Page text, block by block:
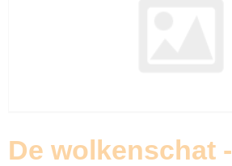
De wolkenschat -